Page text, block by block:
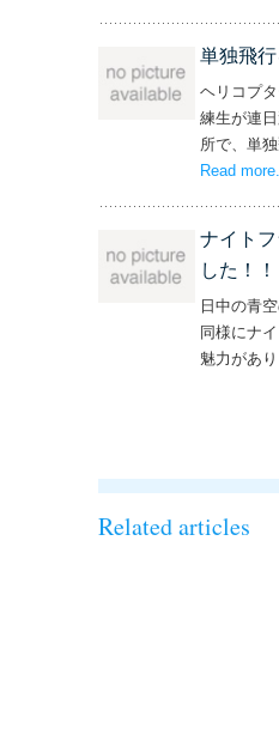
単独飛行
ヘリコプ
練生が連
所で、単
Read more
ナイト
した！！
日中の青
同様にナ
魅力があ
Related articles